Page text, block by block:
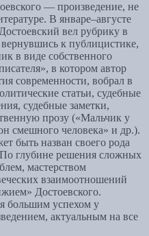
— произведение, не
В январе–августе
вел рубрику в
к публицистике,
в виде собственного
в котором автор
современности, вобрал в
статьи, судебные
судебные заметки,
прозу («Мальчик у
смешного человека» и др.).
быть назван своего рода
глубине решения сложных
мастерством
взаимоотношений
Достоевского.
большим успехом у
актуальным на все